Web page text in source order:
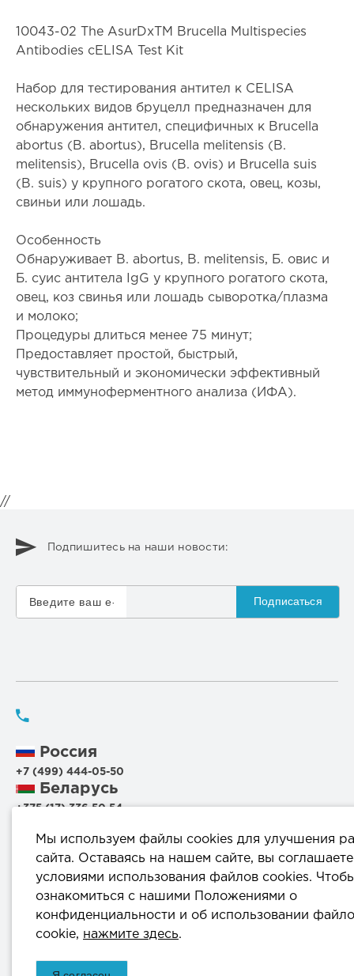
10043-02 The AsurDxTM Brucella Multispecies
Antibodies cELISA Test Kit
Набор для тестирования антител к CELISA
нескольких видов бруцелл предназначен для
обнаружения антител, специфичных к Brucella
abortus (B. abortus), Brucella melitensis (B.
melitensis), Brucella ovis (B. ovis) и Brucella suis
(B. suis) у крупного рогатого скота, овец, козы,
свиньи или лошадь.
Особенность
Обнаруживает B. abortus, B. melitensis, Б. овис и
Б. суис антитела IgG у крупного рогатого скота,
овец, коз свинья или лошадь сыворотка/плазма
и молоко;
Процедуры длиться менее 75 минут;
Предоставляет простой, быстрый,
чувствительный и экономически эффективный
метод иммуноферментного анализа (ИФА).
//
Подпишитесь на наши новости:
Подписаться
Россия
+7 (499) 444-05-50
Беларусь
+375 (17) 336 50 54
+375 (44) 711 95 56
220114, г.Минск, ул.Филимонова, 25Г, пом.1000
info@komprod.com
ОДО «КомПродСервис» © 2025
Мы используем файлы cookies для улучшения
сайта. Оставаясь на нашем сайте, вы
условиями использования файлов cookies.
ознакомиться с нашими Положениями о
конфиденциальности и об использовании
cookie, нажмите здесь.